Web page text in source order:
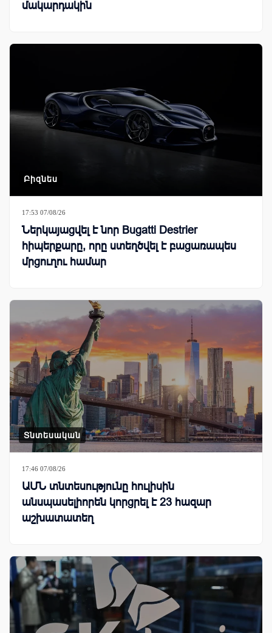
մակարդակին
Բիզնես
17:53 07/08/26
Ներկայացվել է նոր Bugatti Destrier
հիպերքարը, որը ստեղծվել է բացառապես
մրցուղու համար
Տնտեսական
17:46 07/08/26
ԱՄՆ տնտեսությունը հուլիսին
անսպասելիորեն կորցրել է 23 հազար
աշխատատեղ